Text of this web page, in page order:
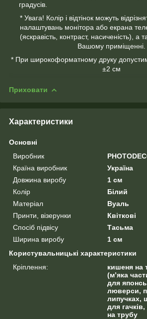
градусів.
* Увага! Колір і відтінок можуть
налаштувань монітора або екрана
(яскравість, контраст, насиченість), а
Вашому приміщенні.
* При широкоформатному друку
±2 см
Приховати
Характеристики
Основні
Виробник
Країна виробник
Україна
Довжина виробу
1 см
Колір
Білий
Матеріал
Вуаль
Принти, візерунки
Квіткові
Спосіб підвісу
Тасьма
Ширина виробу
1 см
Користувальницькі характеристики
Кріплення:
кишеня на
(м’яка
для
люверси,
липучках,
для
на трубу